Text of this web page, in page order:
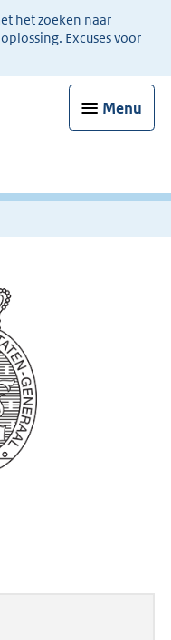
het zoeken naar
Excuses voor
Menu